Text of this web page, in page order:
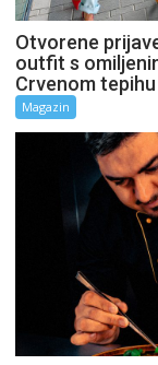
Otvorene
outfit s
Crvenom
Magazin